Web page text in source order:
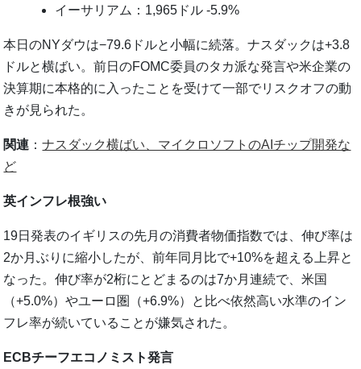
イーサリアム：1,965ドル -5.9%
本日のNYダウは−79.6ドルと小幅に続落。ナスダックは+3.8
ドルと横ばい。前日のFOMC委員のタカ派な発言や米企業の
決算期に本格的に入ったことを受けて一部でリスクオフの動
きが見られた。
関連 ：ナスダック横ばい、マイクロソフトのAIチップ開発な
ど
英インフレ根強い
19日発表のイギリスの先月の消費者物価指数では、伸び率は
2か月ぶりに縮小したが、前年同月比で+10%を超える上昇と
なった。伸び率が2桁にとどまるのは7か月連続で、米国
（+5.0%）やユーロ圏（+6.9%）と比べ依然高い水準のイン
フレ率が続いていることが嫌気された。
ECBチーフエコノミスト発言